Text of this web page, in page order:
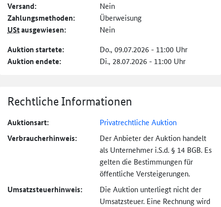
Versand: Nein
Zahlungs­methoden: Überweisung
UStausgewiesen: Nein
Auktion startete: Do., 09.07.2026 - 11:00 Uhr
Auktion endete: Di., 28.07.2026 - 11:00 Uhr
Rechtliche Informationen
Auktionsart: Privatrechtliche Auktion
Verbraucher­hinweis:
Der Anbieter der Auktion handelt
als Unternehmer i.S.d. § 14 BGB. Es
gelten die Bestimmungen für
öffentliche Versteigerungen.
Umsatzsteuer­hinweis:
Die Auktion unterliegt nicht der
Umsatzsteuer. Eine Rechnung wird